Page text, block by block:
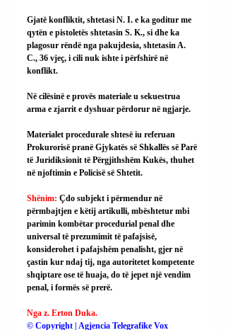
Gjatë konfliktit, shtetasi N. I. e ka goditur me
qytën e pistoletës shtetasin S. K., si dhe ka
plagosur rëndë nga pakujdesia, shtetasin A.
C., 36 vjeç, i cili nuk ishte i përfshirë në
konflikt.
Në cilësinë e provës materiale u sekuestrua
arma e zjarrit e dyshuar përdorur në ngjarje.
Materialet procedurale shtesë iu referuan
Prokurorisë pranë Gjykatës së Shkallës së Parë
të Juridiksionit të Përgjithshëm Kukës, thuhet
në njoftimin e Policisë së Shtetit.
Shënim: Çdo subjekt i përmendur në
përmbajtjen e këtij artikulli, mbështetur mbi
parimin kombëtar procedurial penal dhe
universal të prezumimit të pafajsisë,
konsiderohet i pafajshëm penalisht, gjer në
çastin kur ndaj tij, nga autoritetet kompetente
shqiptare ose të huaja, do të jepet një vendim
penal, i formës së prerë.
Nga z. Erton Duka.
© Copyright | Agjencia Telegrafike Vox